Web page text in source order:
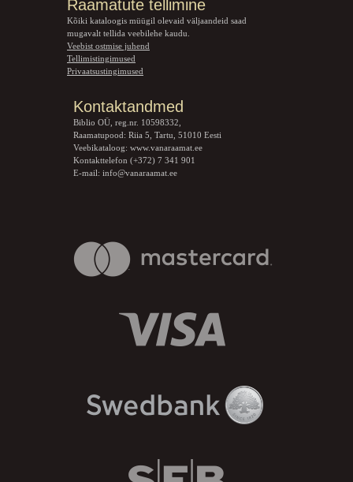
Raamatute tellimine
Kõiki kataloogis müügil olevaid väljaandeid saad
mugavalt tellida veebilehe kaudu.
Veebist ostmise juhend
Tellimistingimused
Privaatsustingimused
Kontaktandmed
Biblio OÜ, reg.nr. 10598332,
Raamatupood: Riia 5, Tartu, 51010 Eesti
Veebikataloog: www.vanaraamat.ee
Kontakttelefon (+372) 7 341 901
E-mail: info@vanaraamat.ee